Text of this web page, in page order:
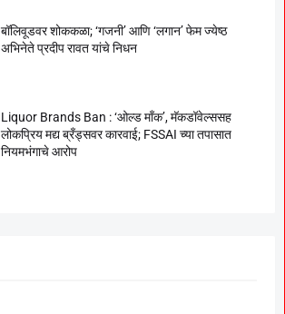
बॉलिवूडवर शोककळा; ‘गजनी’ आणि ‘लगान’ फेम ज्येष्ठ
अभिनेते प्रदीप रावत यांचे निधन
Liquor Brands Ban : ‘ओल्ड मॉंक’, मॅकडॉवेल्ससह
लोकप्रिय मद्य ब्रँड्सवर कारवाई; FSSAI च्या तपासात
नियमभंगाचे आरोप